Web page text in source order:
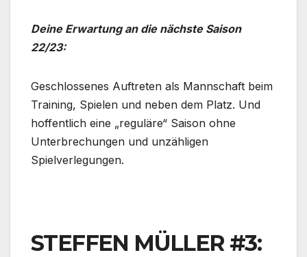
Deine Erwartung an die nächste Saison
22/23:
Geschlossenes Auftreten als Mannschaft beim
Training, Spielen und neben dem Platz. Und
hoffentlich eine „reguläre“ Saison ohne
Unterbrechungen und unzähligen
Spielverlegungen.
STEFFEN MÜLLER #3: